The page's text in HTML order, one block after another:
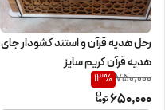
رحل هدیه قرآن و استند کشودار جای
هدیه قرآن کریم سایز
750,000
13%
650,000